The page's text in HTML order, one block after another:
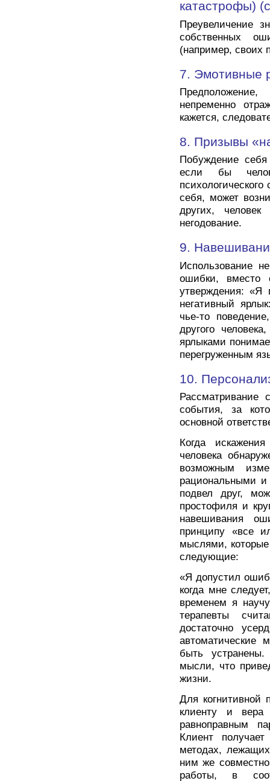
катастрофы)
Преувеличение
собственных
(например, своих
7. Эмотивные
непременно
кажется,
8. Призывы
Побуждение
если бы
себя, может
других,
негодование.
9.
Использование
ошибки, вместо
утверждения: «Я
негативный
чье-то
другого
ярлыками
перегруженным
10.
Рассматривание
события, за
основной
Когда
человека
возможным
рациональными и
подвел друг,
простофиля и
навешивания
принципу «все
мыслями,
следующие:
«Я допустил
когда мне
временем я
терапевты
достаточно
автоматические
быть
мысли, что
жизни.
Для когнитивной
клиенту и
равноправным
Клиент
методах,
ним же
работы, в